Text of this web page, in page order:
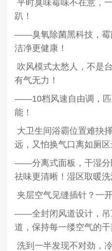
平时臭味霉味不在意，
趴！
——臭氧除菌黑科技，霉
洁净更健康！
吹风模式太愁人，不是
有气无力！
——10档风速自由调，匹
能！
大卫生间浴霸位置难抉
远，又怕换气口离如厕区
——分离式面板，干湿分
祛味更清晰！湿区取暖
夹层空气见缝插针？一
——全封闭风道设计，吊
道，保持每一缕空气的干
洗到一半发现不对劲，